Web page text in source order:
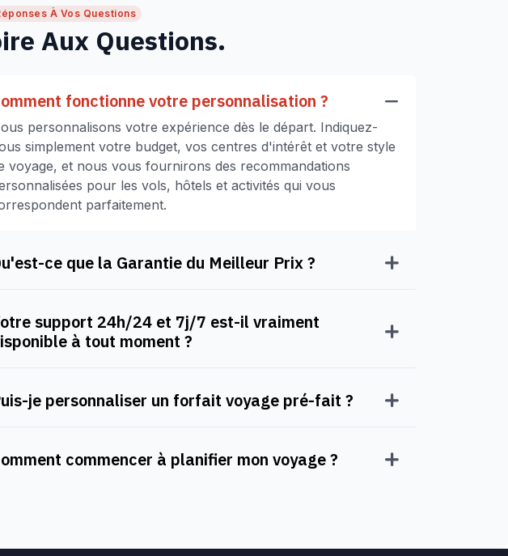
À Vos Questions
Aux Questions.
fonctionne votre personnalisation ?
personnalisons votre expérience dès le départ. Indiquez-
simplement votre budget, vos centres d'intérêt et votre style
voyage, et nous vous fournirons des recommandations
pour les vols, hôtels et activités qui vous
parfaitement.
ce que la Garantie du Meilleur Prix ?
support 24h/24 et 7j/7 est-il vraiment
à tout moment ?
je personnaliser un forfait voyage pré-fait ?
commencer à planifier mon voyage ?